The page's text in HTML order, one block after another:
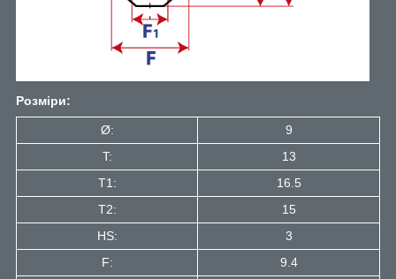
Розміри:
Ø:
9
T:
13
T1:
16.5
Т2:
15
HS:
3
F:
9.4